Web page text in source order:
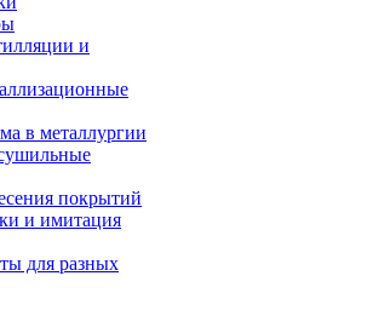
и
в металлургии
покрытий
и имитация
для разных